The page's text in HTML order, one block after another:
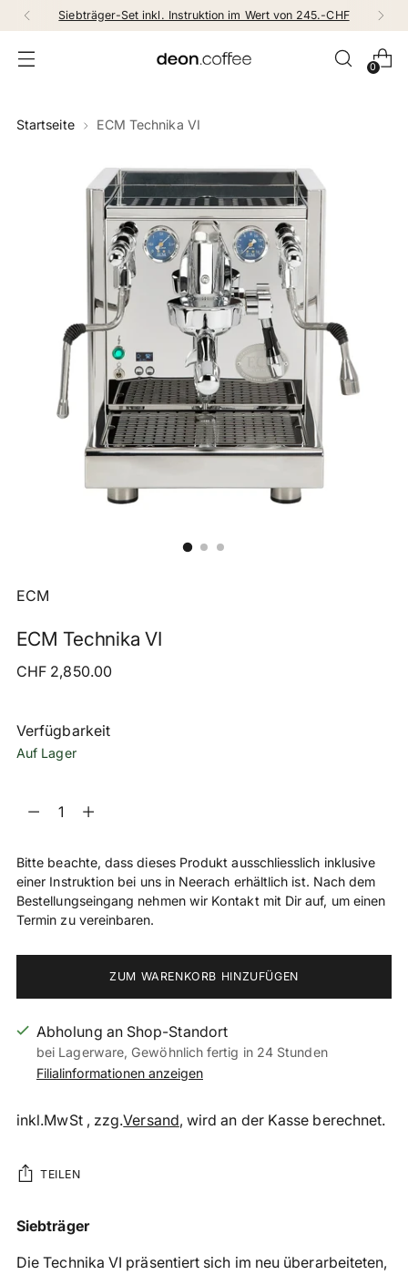
Siebträger-Set inkl. Instruktion im Wert von 245.-CHF
0
Startseite ECM Technika VI
ECM
ECM Technika VI
Regulärer
CHF 2,850.00
Verfügbarkeit
Auf Lager
Menge
Bitte beachte, dass dieses Produkt ausschliesslich inklusive
einer Instruktion bei uns in Neerach erhältlich ist. Nach dem
Bestellungseingang nehmen wir Kontakt mit Dir auf, um einen
Termin zu vereinbaren.
ZUM WARENKORB HINZUFÜGEN
Abholung an Shop-Standort
bei Lagerware, Gewöhnlich fertig in 24 Stunden
Filialinformationen anzeigen
inkl.MwSt , zzg.Versand, wird an der Kasse berechnet.
TEILEN
Produkt
den
Siebträger
Die Technika VI präsentiert sich im neu überarbeiteten,